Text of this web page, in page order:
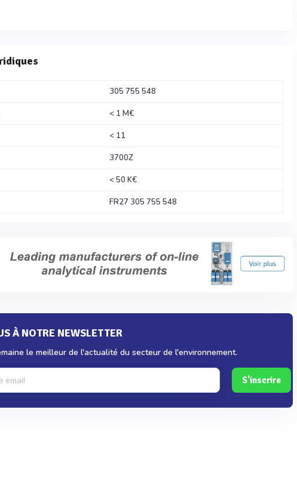
305 755 548
< 1 M€
< 11
3700Z
< 50 K€
FR27 305 755 548
À NOTRE NEWSLETTER
le meilleur de l'actualité du secteur de l'environnement.
S'inscrire